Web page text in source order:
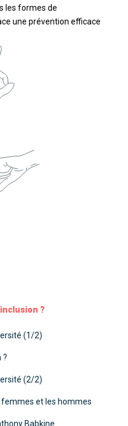
les formes de
une prévention efficace
?
(1/2)
?
(2/2)
femmes et les hommes
Babkine